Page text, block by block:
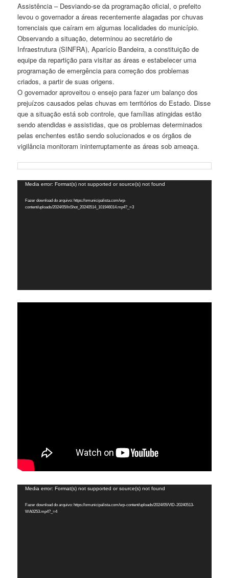
Assistência – Desviando-se da programação oficial, o prefeito
levou o governador a áreas recentemente alagadas por chuvas
torrenciais que caíram em algumas localidades do município.
Observando a situação, determinou ao secretário de
Infraestrutura (SINFRA), Aparício Bandeira, a constituição de
equipe da repartição para visitar as áreas e estabelecer uma
programação de emergência para correção dos problemas
criados, a partir de suas origens.
O governador aproveitou o ensejo para fazer um balanço dos
prejuízos causados pelas chuvas em territórios do Estado. Disse
que a situação está sob controle, que famílias atingidas estão
sendo atendidas e assistidas, que os problemas determinados
pelas enchentes estão sendo solucionados e os órgãos de
vigilância monitoram ininterruptamente as áreas sob ameaça.
Tocador
vídeo
Media error: Format(s) not supported or source(s) not found
Fazer download do arquivo: https://omunicipalista.com/wp-
content/uploads/2024/05/InShot_20240514_101946014.mp4?_=3
Tocador
vídeo
Media error: Format(s) not supported or source(s) not found
Fazer download do arquivo: https://omunicipalista.com/wp-content/uploads/2024/05/VID-20240513-
WA0253.mp4?_=4